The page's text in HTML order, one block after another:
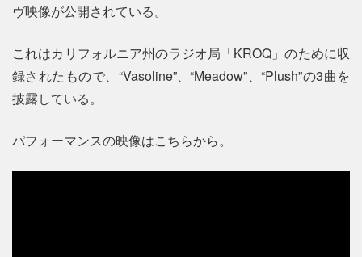
ヴ映像が公開されている。
これはカリフォルニア州のラジオ局「KROQ」のために収
録されたもので、“Vasoline”、“Meadow”、“Plush”の3曲を
披露している。
パフォーマンスの映像はこちらから。